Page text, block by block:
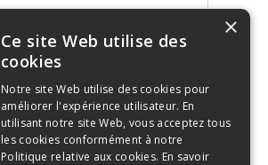
0 m²
×
Ce site Web utilise des
cookies
Notre site Web utilise des cookies pour
améliorer l'expérience utilisateur. En
utilisant notre site Web, vous acceptez tous
les cookies conformément à notre
Politique relative aux cookies. En savoir